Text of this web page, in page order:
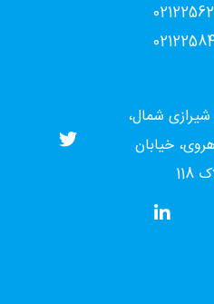
شیرازی شمال،
خیابان